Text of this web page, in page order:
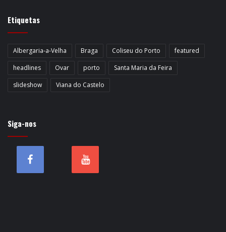
Etiquetas
Albergaria-a-Velha Braga Coliseu do Porto
featured
headlines
Ovar porto
Santa Maria da Feira
slideshow
Viana do Castelo
Siga-nos